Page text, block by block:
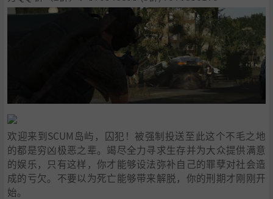
欢迎来到SCUM岛屿，囚犯！被强制投送至此这个不毛之地
的都是穷凶极恶之辈。竭尽全力寻求生存并为大众提供满意
的娱乐，只有这样，你才能够设法弥补自己的罪孽对社会造
成的亏欠。不要以为死亡能够带来解脱，你的刑期才刚刚开
始。